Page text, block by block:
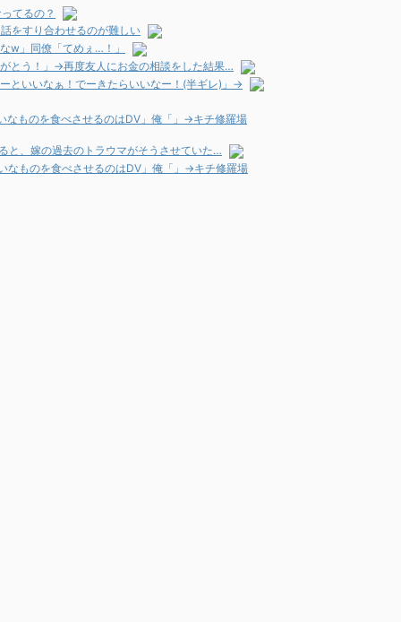
てるの？
をすり合わせるのが難しい
w」同僚「てめぇ…！」
とう！」→再度友人にお金の相談をした結果…
といいなぁ！でーきたらいいなー！(半ギレ)」→
なものを食べさせるのはDV」俺「」→キチ修羅場
と、嫁の過去のトラウマがそうさせていた…
なものを食べさせるのはDV」俺「」→キチ修羅場